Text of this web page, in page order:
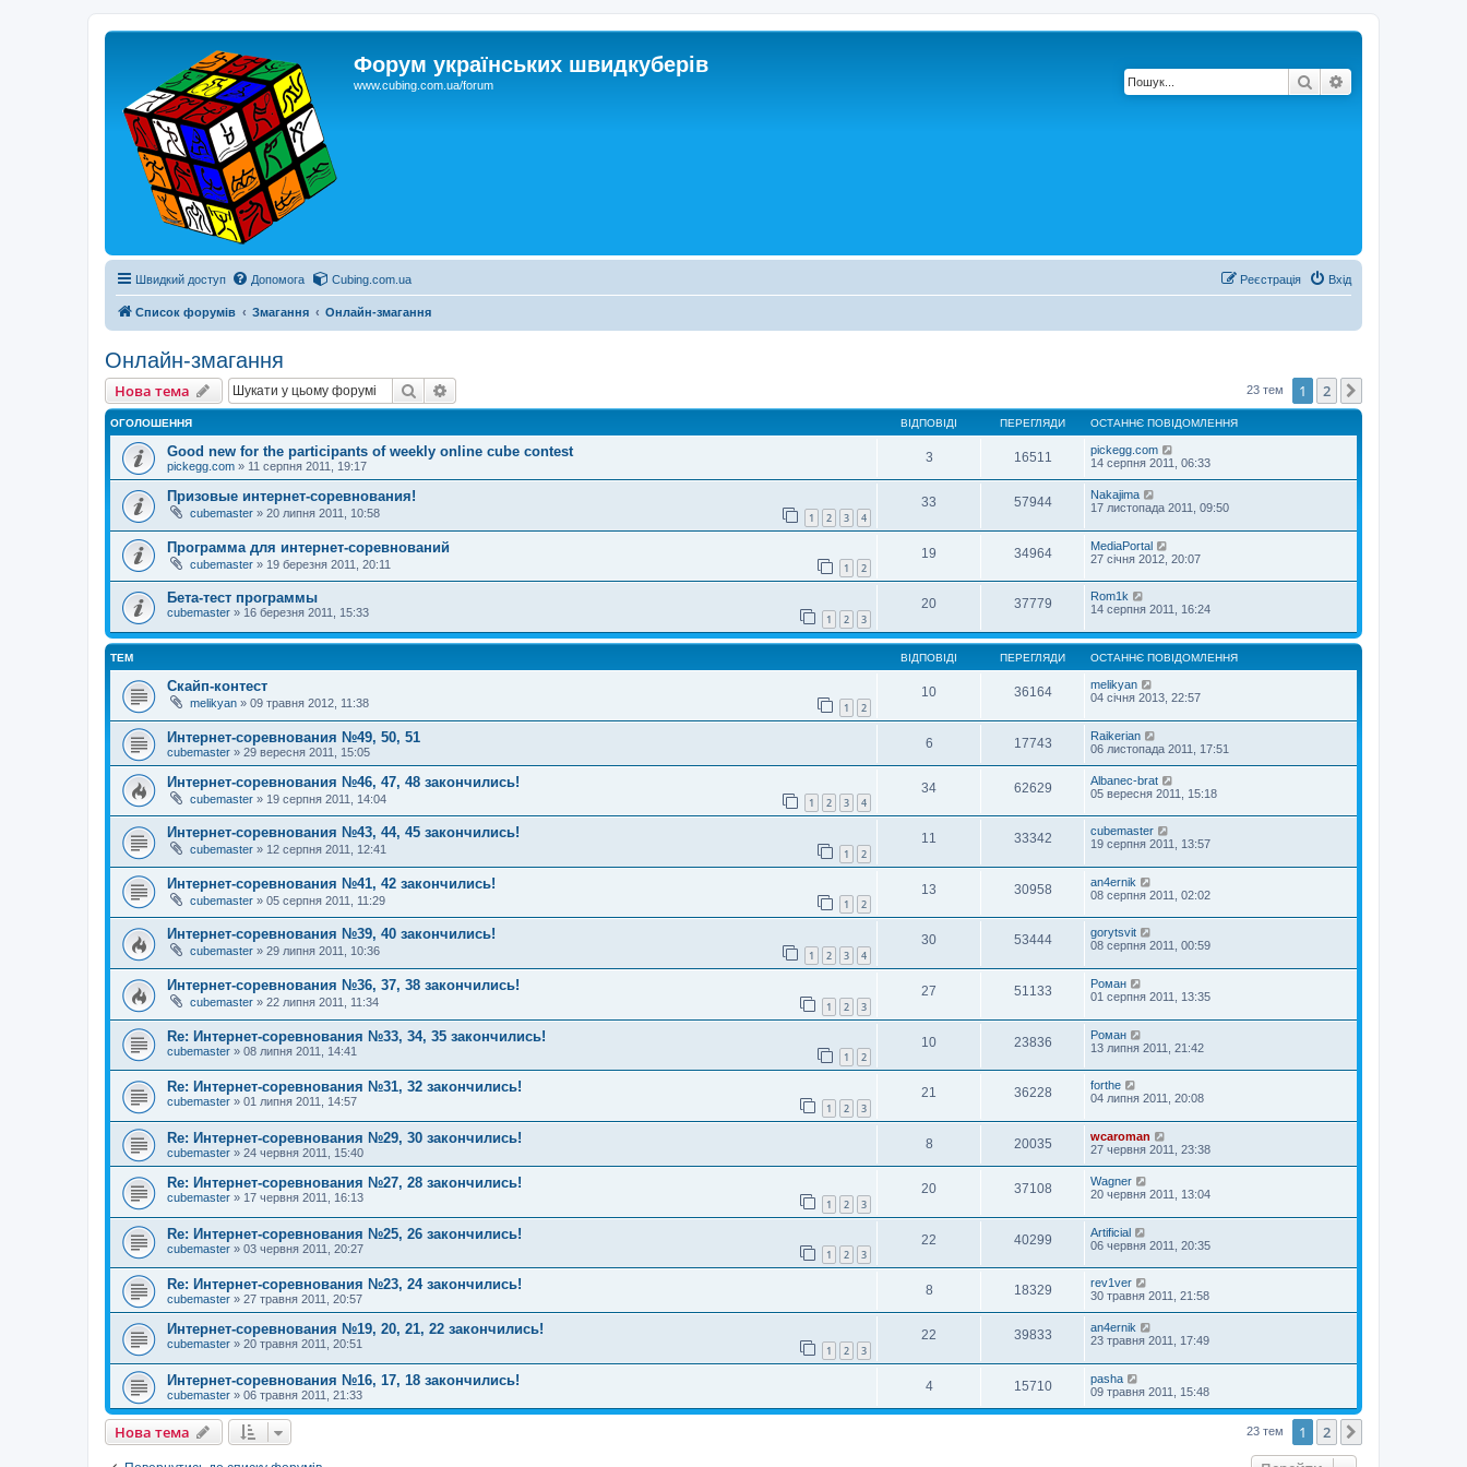
Форум українських швидкуберів
www.cubing.com.ua/forum Пошук
Швидкий доступ Допомога Cubing.com.ua Вхід
Реєстрація
Список форумів Змагання Онлайн-змагання
Онлайн-змагання
Нова тема Пошук 23 тем 1 2
ОГОЛОШЕННЯ ВІДПОВІДІ ПЕРЕГЛЯДИ ОСТАННЄ ПОВІДОМЛЕННЯ
Good new for the participants of weekly online cube contest
pickegg.com » 11 серпня 2011, 19:17
3 16511
pickegg.com
14 серпня 2011, 06:33
Призовые интернет-соревнования!
cubemaster » 20 липня 2011, 10:58 1 2 3 4
33 57944
Nakajima
17 листопада 2011, 09:50
Программа для интернет-соревнований
cubemaster » 19 березня 2011, 20:11 1 2
19 34964
MediaPortal
27 січня 2012, 20:07
Бета-тест программы
cubemaster » 16 березня 2011, 15:33 1 2 3
20 37779
Rom1k
14 серпня 2011, 16:24
ТЕМ ВІДПОВІДІ ПЕРЕГЛЯДИ ОСТАННЄ ПОВІДОМЛЕННЯ
Скайп-контест
melikyan » 09 травня 2012, 11:38 1 2
10 36164
melikyan
04 січня 2013, 22:57
Интернет-соревнования №49, 50, 51
cubemaster » 29 вересня 2011, 15:05
6 17743
Raikerian
06 листопада 2011, 17:51
Интернет-соревнования №46, 47, 48 закончились!
cubemaster » 19 серпня 2011, 14:04 1 2 3 4
34 62629
Albanec-brat
05 вересня 2011, 15:18
Интернет-соревнования №43, 44, 45 закончились!
cubemaster » 12 серпня 2011, 12:41 1 2
11 33342
cubemaster
19 серпня 2011, 13:57
Интернет-соревнования №41, 42 закончились!
cubemaster » 05 серпня 2011, 11:29 1 2
13 30958
an4ernik
08 серпня 2011, 02:02
Интернет-соревнования №39, 40 закончились!
cubemaster » 29 липня 2011, 10:36 1 2 3 4
30 53444
gorytsvit
08 серпня 2011, 00:59
Интернет-соревнования №36, 37, 38 закончились!
cubemaster » 22 липня 2011, 11:34 1 2 3
27 51133
Роман
01 серпня 2011, 13:35
Re: Интернет-соревнования №33, 34, 35 закончились!
cubemaster » 08 липня 2011, 14:41 1 2
10 23836
Роман
13 липня 2011, 21:42
Re: Интернет-соревнования №31, 32 закончились!
cubemaster » 01 липня 2011, 14:57 1 2 3
21 36228
forthe
04 липня 2011, 20:08
Re: Интернет-соревнования №29, 30 закончились!
cubemaster » 24 червня 2011, 15:40
8 20035
wcaroman
27 червня 2011, 23:38
Re: Интернет-соревнования №27, 28 закончились!
cubemaster » 17 червня 2011, 16:13 1 2 3
20 37108
Wagner
20 червня 2011, 13:04
Re: Интернет-соревнования №25, 26 закончились!
cubemaster » 03 червня 2011, 20:27 1 2 3
22 40299
Artificial
06 червня 2011, 20:35
Re: Интернет-соревнования №23, 24 закончились!
cubemaster » 27 травня 2011, 20:57
8 18329
rev1ver
30 травня 2011, 21:58
Интернет-соревнования №19, 20, 21, 22 закончились!
cubemaster » 20 травня 2011, 20:51 1 2 3
22 39833
an4ernik
23 травня 2011, 17:49
Интернет-соревнования №16, 17, 18 закончились!
cubemaster » 06 травня 2011, 21:33
4 15710
pasha
09 травня 2011, 15:48
Нова тема 23 тем 1 2